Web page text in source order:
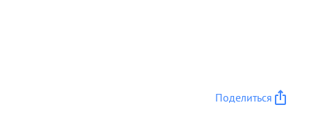
Поделиться